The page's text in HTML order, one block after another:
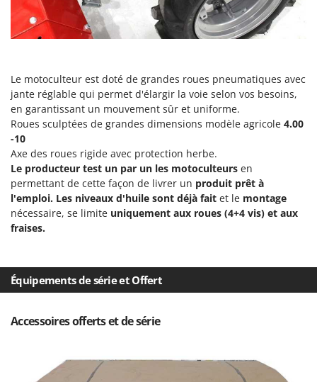
Le motoculteur est doté de grandes roues pneumatiques avec
jante réglable qui permet d'élargir la voie selon vos besoins,
en garantissant un mouvement sûr et uniforme.
Roues sculptées de grandes dimensions modèle agricole 4.00
-10
Axe des roues rigide avec protection herbe.
Le producteur test un par un les motoculteurs en
permettant de cette façon de livrer un produit prêt à
l'emploi. Les niveaux d'huile sont déjà fait et le montage
nécessaire, se limite uniquement aux roues (4+4 vis) et aux
fraises.
Équipements de série et Offert
Accessoires offerts et de série